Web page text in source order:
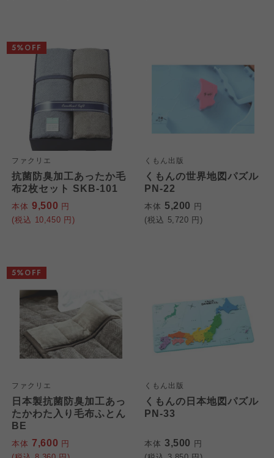
ファクリエ
抗菌防臭加工あったか毛
布2枚セット SKB-101
本体 9,500 円
(税込 10,450 円)
5%OFF
くもん出版
くもんの世界地図パズル
PN-22
本体 5,200 円
(税込 5,720 円)
ファクリエ
日本製抗菌防臭加工あっ
たかわた入り毛布ふとん
BE
本体 7,600 円
5%OFF
くもん出版
くもんの日本地図パズル
PN-33
本体 3,500 円